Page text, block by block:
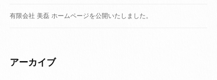
有限会社 美磊 ホームページを公開いたしました。
アーカイブ